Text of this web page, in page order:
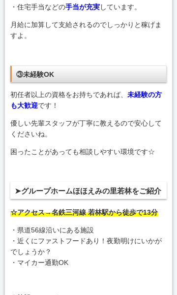
・住宅手当などの手当が充実しています。
月給に加算して支給されるのでしっかりと稼げま
すよ。
③未経験OK
初任者以上の資格をお持ちであれば、未経験の方
も大歓迎です！
優しい先輩スタッフが丁寧に教えるので安心して
くださいね。
困ったことがあっても相談しやすい環境です☆
➤グループホームほほえみの里若林をご紹介
☆アクセス→名鉄三河線 若林駅から徒歩で13分
・県道56線沿いにある施設
・近くにファストフードあり！夜勤明けにいかが
でしょうか？
・マイカー通勤OK